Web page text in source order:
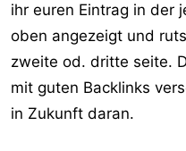
t
r
ihr euren Eintrag in der
oben angezeigt und
zweite od. dritte seite.
mit guten Backlinks
in Zukunft daran.